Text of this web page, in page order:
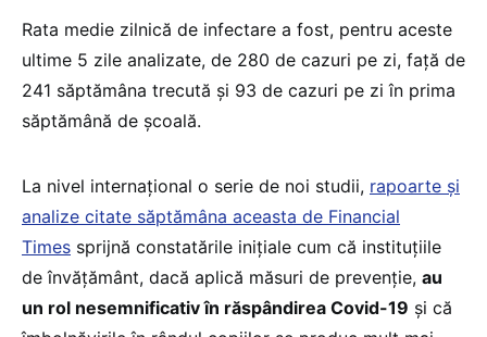
Rata medie zilnică de infectare a fost, pentru aceste
ultime 5 zile analizate, de 280 de cazuri pe zi, față de
241 săptămâna trecută și 93 de cazuri pe zi în prima
săptămână de școală.
La nivel internațional o serie de noi studii, rapoarte și
analize citate săptămâna aceasta de Financial
Times sprijnă constatările inițiale cum că instituțiile
de învățământ, dacă aplică măsuri de prevenție, au
un rol nesemnificativ în răspândirea Covid-19 și că